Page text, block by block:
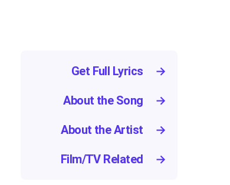
→
Get Full Lyrics
→
About the Song
→
About the Artist
→
Film/TV Related